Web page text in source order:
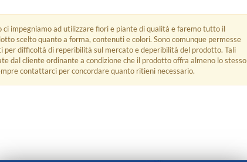
ci impegniamo ad utilizzare fiori e piante di qualità e faremo tutto il
scelto quanto a forma, contenuti e colori. Sono comunque permesse
per difficoltà di reperibilità sul mercato e deperibilità del prodotto. Tali
dal cliente ordinante a condizione che il prodotto offra almeno lo stesso
contattarci per concordare quanto ritieni necessario.